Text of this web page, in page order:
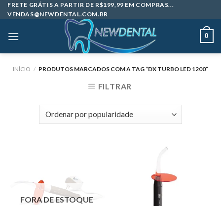
Skip
to
FRETE GRÁTIS A PARTIR DE R$199,99 EM COMPRAS...
VENDAS@NEWDENTAL.COM.BR
0
INÍCIO / PRODUTOS MARCADOS COM A TAG “DX TURBO LED 1200”
FILTRAR
FORA DE ESTOQUE